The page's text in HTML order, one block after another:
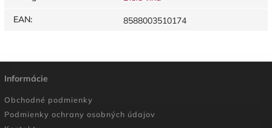
EAN: 8588003510174
Informácie
Obchodné podmienky
Podmienky ochrany osobných údajov